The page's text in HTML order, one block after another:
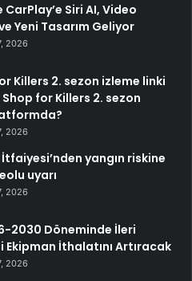
CarPlay’e Siri AI, Video
Yeni Tasarım Geliyor
2026
Killers 2. sezon izleme linki
Shop for Killers 2. sezon
2026
yangın riskine
uyarı
2026
2030 Döneminde İleri
Ekipman İthalatını Artıracak
2026